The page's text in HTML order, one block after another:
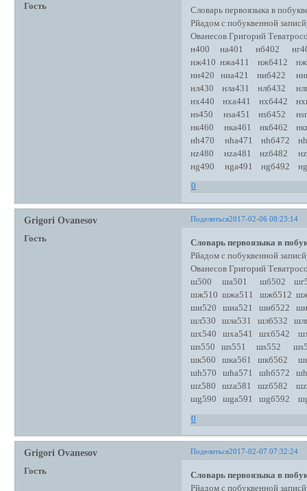
Гость
Словарь первоязыка в
Рйадом с побуквенной
Ованесов Григорий
н400 на401 нб402
нж410 нжа411 нжб412
ни420 ниа421 ниб422
нл430 нла431 нлб432
нх440 нха441 нхб442
нs450 нsа451 нsб452
нк460 нка461 нкб462
нh470 нhа471 нhб472
нz480 нzа481 нzб482
нg490 нgа491 нgб492
0
Поделиться2017-02-06 08:23:14
Grigori Ovanesov
Гость
Словарь первоязыка в
Рйадом с побуквенной
Ованесов Григорий
ш500 ша501 шб502
шж510 шжа511 шжб512
ши520 шиа521 шиб522
шл530 шла531 шлб532
шх540 шха541 шхб542
шs550 шs551 шs552
шк560 шка561 шкб562
шh570 шhа571 шhб572
шz580 шzа581 шzб582
шg590 шgа591 шgб592
0
Поделиться2017-02-07 07:32:24
Grigori Ovanesov
Гость
Словарь первоязыка в
Рйадом с побуквенной